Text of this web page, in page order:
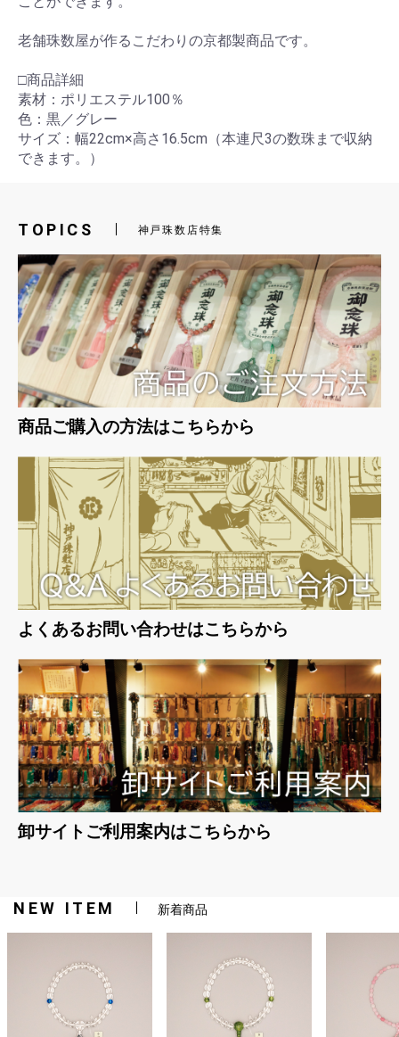
お買い物を続ける カートへ進む
老舗珠数屋が作るこだわりの京都製商品です。
□商品詳細
素材：ポリエステル100％
色：黒／グレー
サイズ：幅22cm×高さ16.5cm（本連尺3の数珠まで収納
できます。）
TOPICS 神戸珠数店特集
商品ご購入の方法はこちらから
よくあるお問い合わせはこちらから
卸サイトご利用案内はこちらから
NEW ITEM 新着商品